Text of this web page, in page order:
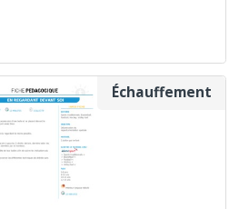
Échauffement